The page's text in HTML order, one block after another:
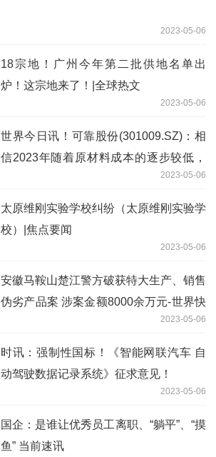
2023-05-06
18宗地！广州今年第二批供地名单出
炉！这宗地来了！|全球热文
2023-05-06
世界今日讯！可靠股份(301009.SZ)：相
信2023年随着原材料成本的逐步较低，
2023-05-06
太原维刚实验学校纠纷（太原维刚实验学
校）|焦点要闻
2023-05-06
安徽马鞍山楚江警方破获特大生产、销售
伪劣产品案 涉案金额8000余万元-世界快
2023-05-06
时讯：强制性国标！《智能网联汽车 自
动驾驶数据记录系统》征求意见！
2023-05-06
国企：是谁让优秀员工离职、“躺平”、“摸
鱼” 当前速讯